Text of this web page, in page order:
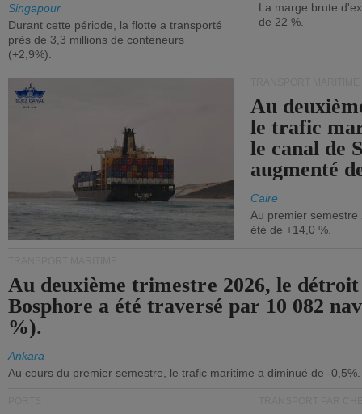
Singapour
Durant cette période, la flotte a transporté
près de 3,3 millions de conteneurs
(+2,9%).
La marge brute
de 22 %.
Au
le trafic
le canal de
augmenté
Caire
Au premier
été de +14,0 %.
Au deuxième trimestre 2026, le
Bosphore a été traversé par 10 082
%).
Ankara
Au cours du premier semestre, le trafic maritime a diminué de -0,5%.